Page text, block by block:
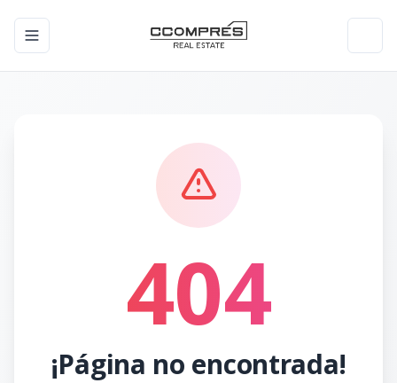
Toggle navigation menu
404
¡Página no encontrada!